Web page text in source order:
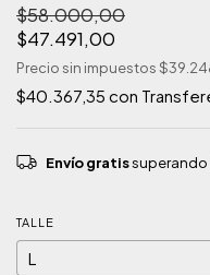
$58.000,00
$47.491,00
Precio sin impuestos
$40.367,35 con
Envío gratissuperando
TALLE